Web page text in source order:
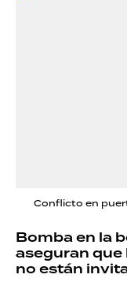
Conflicto en
Bomba en la
aseguran que
no están